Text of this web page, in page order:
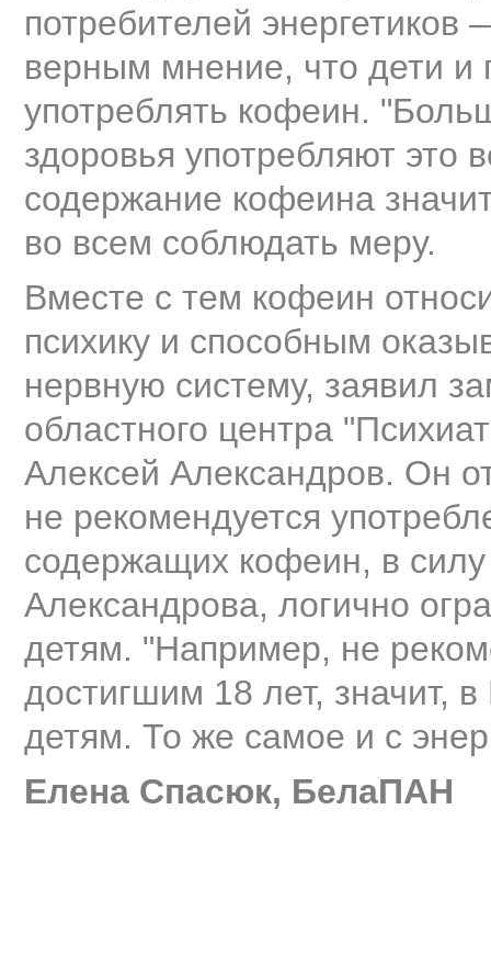
потребителей энергетиков
верным мнение, что дети
употреблять кофеин.
здоровья употребляют это
содержание кофеина
во всем соблюдать меру.
Вместе с тем кофеин
психику и способным
нервную систему, заявил
областного центра
Алексей Александров. Он
не рекомендуется
содержащих кофеин, в
Александрова, логично
детям. "Например, не
достигшим 18 лет, значит,
детям. То же самое и с
Елена Спасюк, БелаПАН